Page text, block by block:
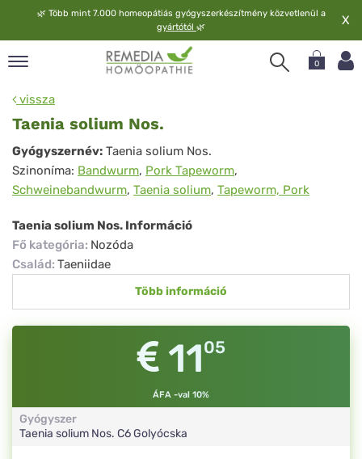
🌿 Több mint 7.000 homeopátiás gyógyszerkészítmény közvetlenül a
gyártótól 🌿 X
0
vissza
Taenia solium Nos.
Taenia
solium
Nos.
Gyógyszernév: Taenia solium Nos.
Szinoníma: Bandwurm, Pork Tapeworm,
Schweinebandwurm, Taenia solium, Tapeworm, Pork
Taenia solium Nos. Információ
Fő kategória: Nozóda
Család: Taeniidae
Több információ
1105
ÁFA -val 10%
Gyógyszer
Taenia solium Nos. C6Golyócska